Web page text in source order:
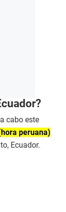
cabo este
peruana)
Ecuador.